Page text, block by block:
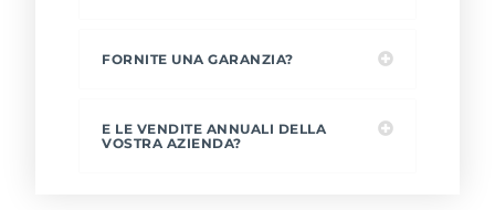
FORNITE UNA GARANZIA?
E LE VENDITE ANNUALI DELLA
VOSTRA AZIENDA?